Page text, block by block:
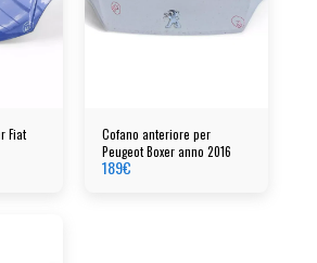
Fiat
Cofano anteriore per
Peugeot Boxer anno 2016
189€